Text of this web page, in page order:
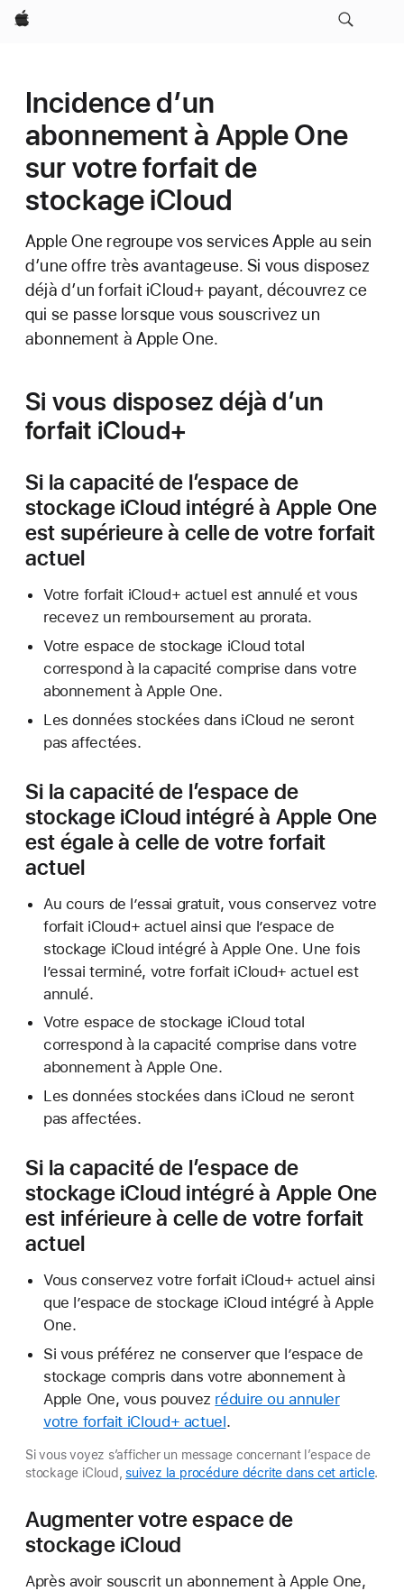
Apple
Incidence d’un
abonnement à Apple One
sur votre forfait de
stockage iCloud
Apple One regroupe vos services Apple au sein
d’une offre très avantageuse. Si vous disposez
déjà d’un forfait iCloud+ payant, découvrez ce
qui se passe lorsque vous souscrivez un
abonnement à Apple One.
Si vous disposez déjà d’un
forfait iCloud+
Si la capacité de l’espace de
stockage iCloud intégré à Apple One
est supérieure à celle de votre forfait
actuel
Votre forfait iCloud+ actuel est annulé et vous
recevez un remboursement au prorata.
Votre espace de stockage iCloud total
correspond à la capacité comprise dans votre
abonnement à Apple One.
Les données stockées dans iCloud ne seront
pas affectées.
Si la capacité de l’espace de
stockage iCloud intégré à Apple One
est égale à celle de votre forfait
actuel
Au cours de l’essai gratuit, vous conservez votre
forfait iCloud+ actuel ainsi que l’espace de
stockage iCloud intégré à Apple One. Une fois
l’essai terminé, votre forfait iCloud+ actuel est
annulé.
Votre espace de stockage iCloud total
correspond à la capacité comprise dans votre
abonnement à Apple One.
Les données stockées dans iCloud ne seront
pas affectées.
Si la capacité de l’espace de
stockage iCloud intégré à Apple One
est inférieure à celle de votre forfait
actuel
Vous conservez votre forfait iCloud+ actuel ainsi
que l’espace de stockage iCloud intégré à Apple
One.
Si vous préférez ne conserver que l’espace de
stockage compris dans votre abonnement à
Apple One, vous pouvez réduire ou annuler
votre forfait iCloud+ actuel.
Si vous voyez s’afficher un message concernant l’espace de
stockage iCloud,suivez la procédure décrite dans cet article.
Augmenter votre espace de
stockage iCloud
Après avoir souscrit un abonnement à Apple One,